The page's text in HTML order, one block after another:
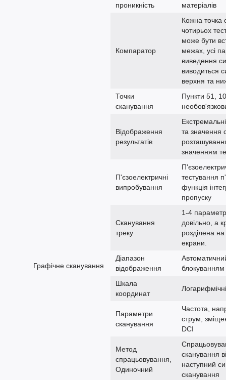
проникність
матеріалів
Компаратор
Кожна точка
чотирьох
може бути
межах, усі
виведення
виводиться
верхня та
Графічне сканування
Точки
сканування
Пункти 51,
Відображення
результатів
та значення
значенням
П'єзоелектричні
випробування
тестування
функція
пропуску
Сканування
треку
1-4
довільно, а
розділена
екрани.
Діапазон
відображення
блокуванням
Шкала
координат
Параметри
сканування
Частота,
струм,
DCI
Метод
спрацьовування,
Одиночний
сканування
наступний
сканування